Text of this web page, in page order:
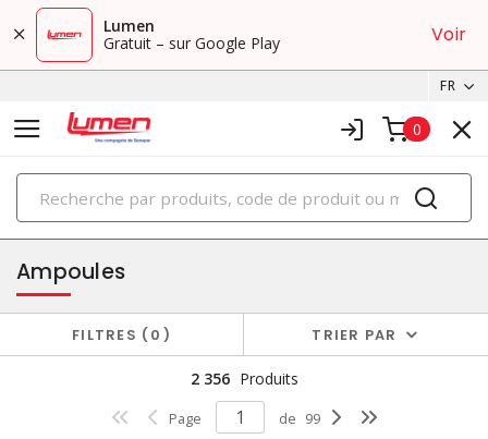
Lumen
Gratuit – sur Google Play
Voir
FR
0
PRODUITS
éclairage
Ampoules
FILTRES 0 TRIER PAR
2 356 Produits
Page de 99